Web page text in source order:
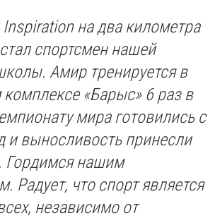
Inspiration на два километра
спортсмен нашей
Амир тренируется в
«Барыс» 6 раз в
мира готовились с
и выносливость принесли
Гордимся нашим
Радует, что спорт является
независимо от